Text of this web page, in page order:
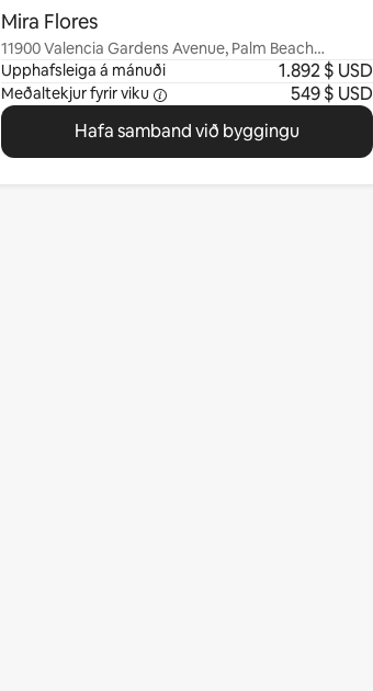
Mira Flores
11900 Valencia Gardens Avenue, Palm Beach
Gardens, FL
Upphafsleiga á mánuði 1.892 $ USD
Meðaltekjur fyrir viku
549 $ USD
Hafa samband við byggingu